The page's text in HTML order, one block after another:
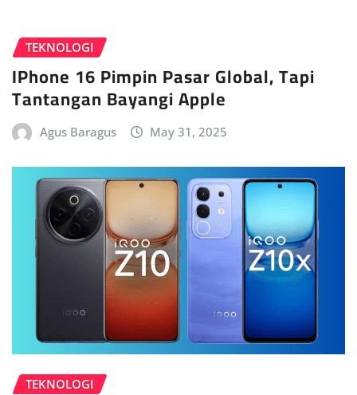
TEKNOLOGI
IPhone 16 Pimpin Pasar Global, Tapi
Tantangan Bayangi Apple
Agus Baragus May 31, 2025
TEKNOLOGI